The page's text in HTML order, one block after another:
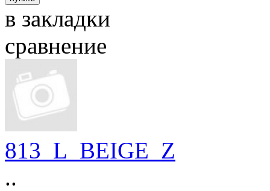
в закладки
сравнение
813_L_BEIGE_Z
..